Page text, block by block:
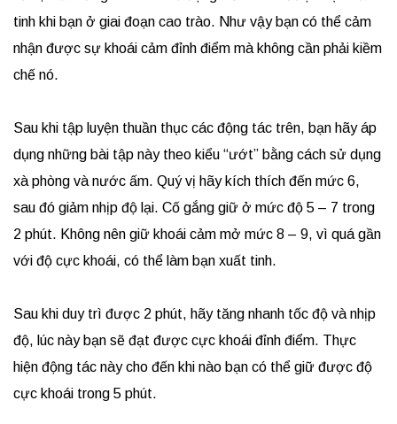
tinh khi bạn ở giai đoạn cao trào. Như vậy bạn có thể cảm
nhận được sự khoái cảm đỉnh điểm mà không cần phải kiềm
chế nó.
Sau khi tập luyện thuần thục các động tác trên, bạn hãy áp
dụng những bài tập này theo kiểu “ướt” bằng cách sử dụng
xà phòng và nước ấm. Quý vị hãy kích thích đến mức 6,
sau đó giảm nhịp độ lại. Cố gắng giữ ở mức độ 5 – 7 trong
2 phút. Không nên giữ khoái cảm mở mức 8 – 9, vì quá gần
với độ cực khoái, có thể làm bạn xuất tinh.
Sau khi duy trì được 2 phút, hãy tăng nhanh tốc độ và nhịp
độ, lúc này bạn sẽ đạt được cực khoái đỉnh điểm. Thực
hiện động tác này cho đến khi nào bạn có thể giữ được độ
cực khoái trong 5 phút.